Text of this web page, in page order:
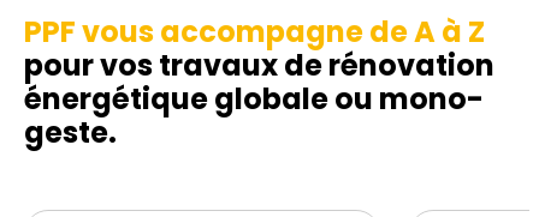
PPF vous accompagne de A à Z
pour vos travaux de rénovation
énergétique globale ou mono-
geste.